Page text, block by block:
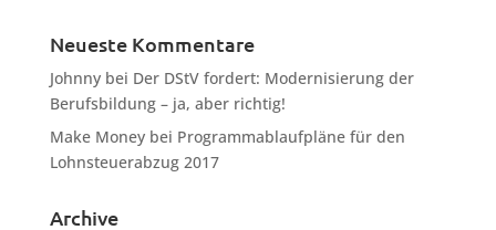
Neueste Kommentare
Johnnybei Der DStV fordert: Modernisierung der
Berufsbildung – ja, aber richtig!
Make Moneybei Programmablaufpläne für den
Lohnsteuerabzug 2017
Archive